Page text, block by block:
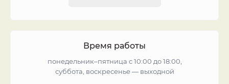
Время работы
понедельник–пятница с 10:00 до 18:00,
суббота, воскресенье — выходной